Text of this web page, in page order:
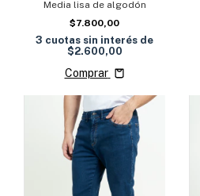
Media lisa de algodón
$7.800,00
3 cuotas sin interés de
$2.600,00
Comprar